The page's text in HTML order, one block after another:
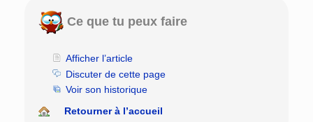
Ce que tu peux faire
Afficher l’article
Discuter de cette page
Voir son historique
Retourner à l’accueil